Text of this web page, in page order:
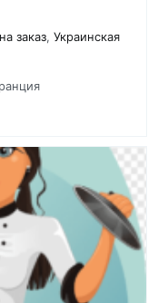
заказ,Украинская